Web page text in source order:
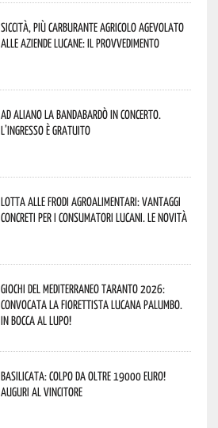
Siccità, più carburante agricolo agevolato
alle aziende lucane: il provvedimento
Ad Aliano la Bandabardò in concerto.
L’ingresso è gratuito
Lotta alle frodi agroalimentari: vantaggi
concreti per i consumatori lucani. Le novità
Giochi del Mediterraneo Taranto 2026:
convocata la fiorettista lucana Palumbo.
In bocca al lupo!
Basilicata: colpo da oltre 19000 Euro!
Auguri al vincitore